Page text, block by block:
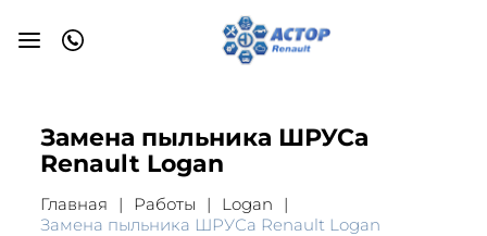
Замена пыльника ШРУСа
Renault Logan
Главная Работы
Logan
Замена пыльника ШРУСа Renault Logan